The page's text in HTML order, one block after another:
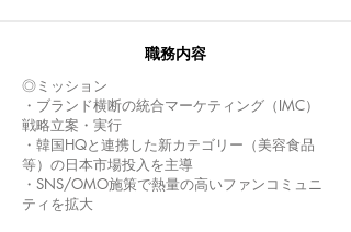
職務内容
◎ミッション
・ブランド横断の統合マーケティング（IMC）
戦略立案・実行
・韓国HQと連携した新カテゴリー（美容食品
等）の日本市場投入を主導
・SNS/OMO施策で熱量の高いファンコミュニ
ティを拡大